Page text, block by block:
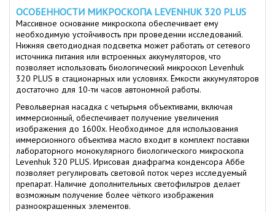
ОСОБЕННОСТИ МИКРОСКОПА LEVENHUK 320 PLUS
Массивное основание микроскопа обеспечивает ему
необходимую устойчивость при проведении исследований.
Нижняя светодиодная подсветка может работать от сетевого
источника питания или встроенных аккумуляторов, что
позволяет использовать биологический микроскоп Levenhuk
320 PLUS в стационарных или условиях. Ёмкости аккумуляторов
достаточно для 10-ти часов автономной работы.
Револьверная насадка с четырьмя объективами, включая
иммерсионный, обеспечивает получение увеличения
изображения до 1600х. Необходимое для использования
иммерсионного объектива масло входит в комплект поставки
лабораторного монокулярного биологического микроскопа
Levenhuk 320 PLUS. Ирисовая диафрагма конденсора Аббе
позволяет регулировать световой поток через исследуемый
препарат. Наличие дополнительных светофильтров делает
возможным получение более чёткого изображения
разноокрашенных элементов.